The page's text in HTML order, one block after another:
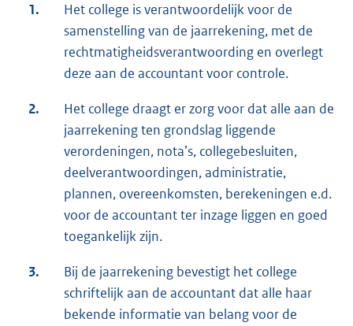
1.
Het college is verantwoordelijk voor de
samenstelling van de jaarrekening, met de
rechtmatigheidsverantwoording en overlegt
deze aan de accountant voor controle.
2.
Het college draagt er zorg voor dat alle aan de
jaarrekening ten grondslag liggende
verordeningen, nota’s, collegebesluiten,
deelverantwoordingen, administratie,
plannen, overeenkomsten, berekeningen e.d.
voor de accountant ter inzage liggen en goed
toegankelijk zijn.
3.
Bij de jaarrekening bevestigt het college
schriftelijk aan de accountant dat alle haar
bekende informatie van belang voor de